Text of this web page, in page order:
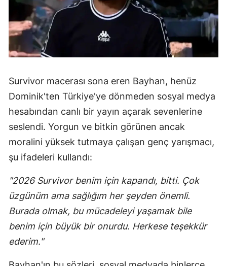
Survivor macerası sona eren Bayhan, henüz
Dominik'ten Türkiye'ye dönmeden sosyal medya
hesabından canlı bir yayın açarak sevenlerine
seslendi. Yorgun ve bitkin görünen ancak
moralini yüksek tutmaya çalışan genç yarışmacı,
şu ifadeleri kullandı:
"2026 Survivor benim için kapandı, bitti. Çok
üzgünüm ama sağlığım her şeyden önemli.
Burada olmak, bu mücadeleyi yaşamak bile
benim için büyük bir onurdu. Herkese teşekkür
ederim."